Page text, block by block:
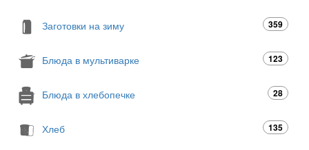
Заготовки на зиму 359
Блюда в мультиварке 123
Блюда в хлебопечке 28
Хлеб 135